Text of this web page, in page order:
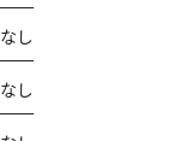
なし
なし